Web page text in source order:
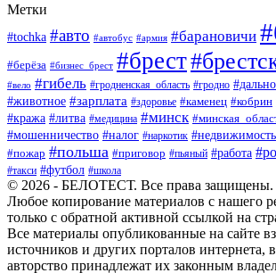
Метки
#tochka #авто #автобус #армия #барановичи
#берёза #бизнес_брест #брест
#вело #гибель #гродненская_область #гродно
#животное #зарплата #здоровье #каменец #кобрин
#кража #литва #медицина #минск
#мошенничество #налог #наркотик #недвижимость
#пожар #польша #приговор #пьяный #работа
#такси #футбол #школа
© 2026 - БЕЛОТЕСТ. Все права защищены.
Любое копирование материалов с нашего
только с обратной активной ссылкой на
Все материалы опубликованные на сайте
источников и других порталов интернета,
авторство принадлежат их законным